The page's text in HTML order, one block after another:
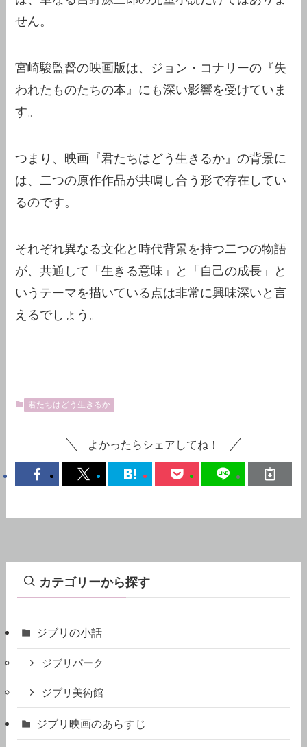
せん。
宮崎駿監督の映画版は、ジョン・コナリーの『失
われたものたちの本』にも深い影響を受けていま
す。
つまり、映画『君たちはどう生きるか』の背景に
は、二つの原作作品が共鳴し合う形で存在してい
るのです。
それぞれ異なる文化と時代背景を持つ二つの物語
が、共通して「生きる意味」と「自己の成長」と
いうテーマを描いている点は非常に興味深いと言
えるでしょう。
君たちはどう生きるか
よかったらシェアしてね！
カテゴリーから探す
ジブリの小話
ジブリパーク
ジブリ美術館
ジブリ映画のあらすじ